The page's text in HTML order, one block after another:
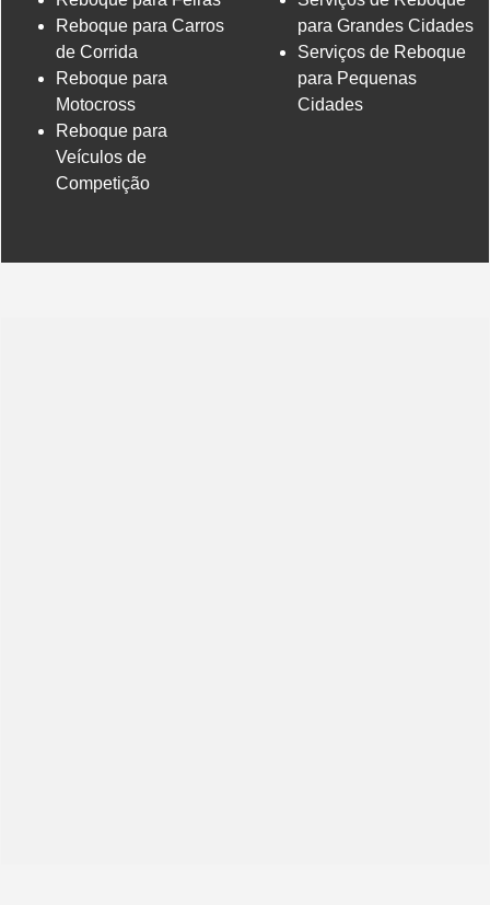
Reboque para Carros
de Corrida
Reboque para
Motocross
Reboque para
Veículos de
Competição
para Grandes Cidades
Serviços de Reboque
para Pequenas
Cidades